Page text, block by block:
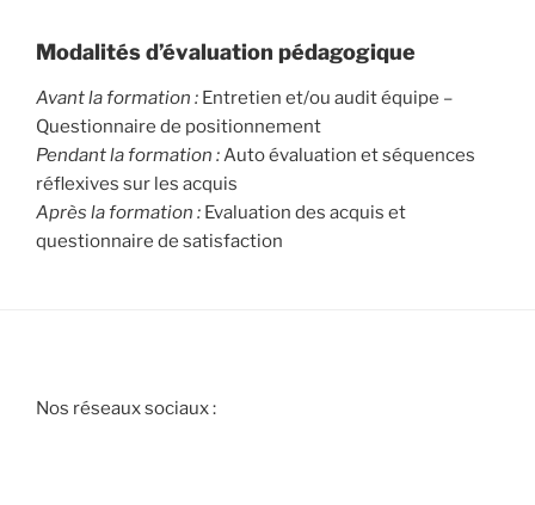
Modalités d’évaluation pédagogique
Avant la formation : Entretien et/ou audit équipe –
Questionnaire de positionnement
Pendant la formation : Auto évaluation et séquences
réflexives sur les acquis
Après la formation : Evaluation des acquis et
questionnaire de satisfaction
Nos réseaux sociaux :